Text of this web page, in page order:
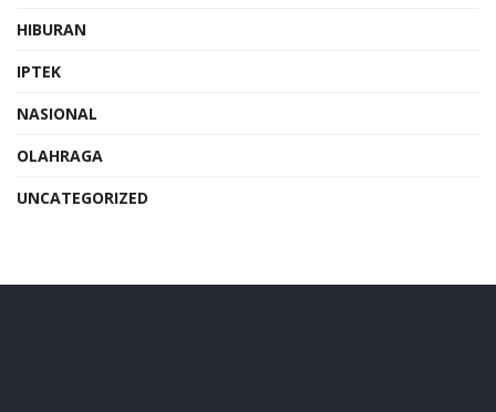
HIBURAN
IPTEK
NASIONAL
OLAHRAGA
UNCATEGORIZED